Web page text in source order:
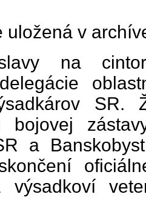
uložená v
na
SR.
bojovej
a
výsadkoví